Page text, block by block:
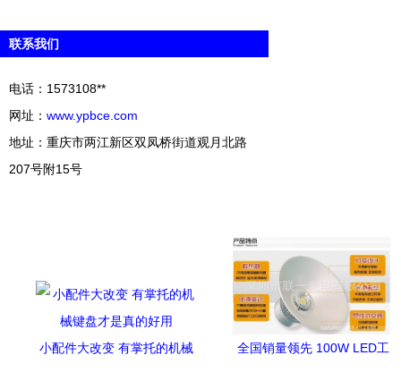
联系我们
电话：1573108**
网址： www.ypbce.com
地址：重庆市两江新区双凤桥街道观月北路
207号附15号
小配件大改变 有掌托的机械
全国销量领先 100W LED工